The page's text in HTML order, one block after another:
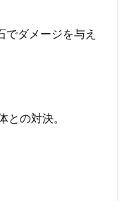
でダメージを与え
の対決。